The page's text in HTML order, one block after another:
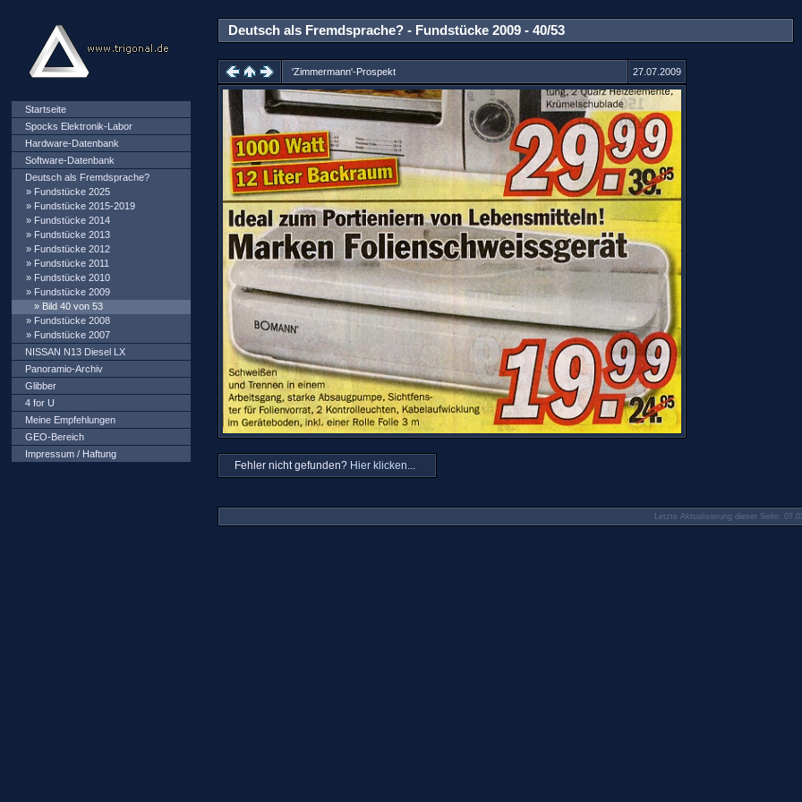
Startseite
Spocks Elektronik-Labor
Hardware-Datenbank
Software-Datenbank
Deutsch als Fremdsprache?
» Fundstücke 2025
» Fundstücke 2015-2019
» Fundstücke 2014
» Fundstücke 2013
» Fundstücke 2012
» Fundstücke 2011
» Fundstücke 2010
» Fundstücke 2009
» Bild 40 von 53
» Fundstücke 2008
» Fundstücke 2007
NISSAN N13 Diesel LX
Panoramio-Archiv
Glibber
4 for U
Meine Empfehlungen
GEO-Bereich
Impressum / Haftung
Deutsch als Fremdsprache? - Fundstücke 2009 - 40/53
'Zimmermann'-Prospekt 27.07.2009
Fehler nicht gefunden? Hier klicken...
Letzte Aktualisierung dieser Seite: